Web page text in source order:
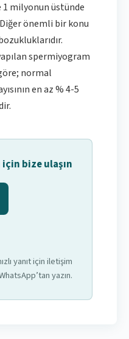
1 milyonun üstünde
önemli bir konu
spermiyogram
normal
en az % 4-5
bize ulaşın
yanıt için iletişim
yazın.